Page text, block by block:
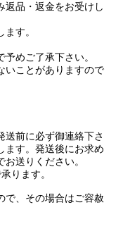
返品・返金をお受けし
す。
めご了承下さい。
いことがありますので
送前に必ず御連絡下さ
ます。発送後にお求め
送りください。
ります。
で、その場合はご容赦